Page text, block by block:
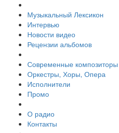
Музыкальный Лексикон
Интервью
Новости видео
Рецензии альбомов
Современные композиторы
Оркестры, Хоры, Опера
Исполнители
Промо
О радио
Контакты